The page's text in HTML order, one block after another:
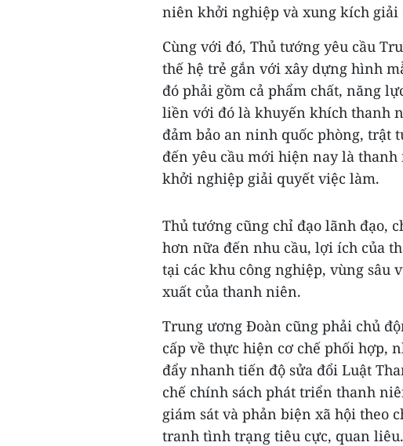
niên khởi nghiệp và xung kích giải
Cùng với đó, Thủ tướng yêu cầu
thế hệ trẻ gắn với xây dựng hình
đó phải gồm cả phẩm chất, năng
liền với đó là khuyến khích thanh
đảm bảo an ninh quốc phòng, trật
đến yêu cầu mới hiện nay là
khởi nghiệp giải quyết việc làm.
Thủ tướng cũng chỉ đạo lãnh đạo,
hơn nữa đến nhu cầu, lợi ích của
tại các khu công nghiệp, vùng sâu
xuất của thanh niên.
Trung ương Đoàn cũng phải chủ
cấp về thực hiện cơ chế phối hợp,
đẩy nhanh tiến độ sửa đổi Luật
chế chính sách phát triển thanh
giám sát và phản biện xã hội theo
tranh tình trạng tiêu cực, quan liêu.